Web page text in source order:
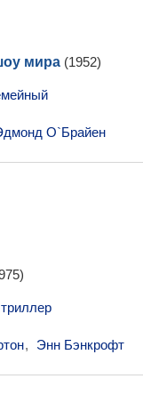
мира (1952)
О`Брайен
триллер
,
Энн Бэнкрофт